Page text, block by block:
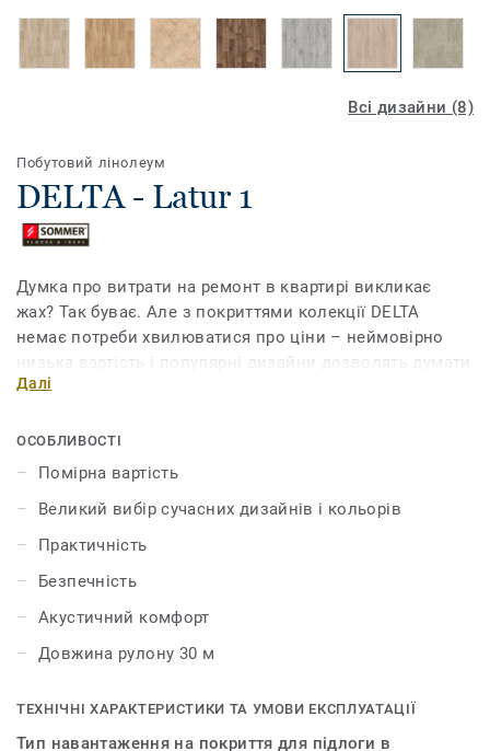
Всі дизайни (8)
Побутовий лінолеум
DELTA - Latur 1
Думка про витрати на ремонт в квартирі викликає
жах? Так буває. Але з покриттями колекції DELTA
немає потреби хвилюватися про ціни – неймовірно
низька вартість і популярні дизайни дозволять думати
лише про те, як виглядатиме ваша оселя. І ні про що
реальністю!
Далі
ОСОБЛИВОСТІ
Помірна вартість
Великий вибір сучасних дизайнів і кольорів
Практичність
Безпечність
Акустичний комфорт
Довжина рулону 30 м
ТЕХНІЧНІ ХАРАКТЕРИСТИКИ ТА УМОВИ ЕКСПЛУАТАЦІЇ
Тип навантаження на покриття для підлоги в